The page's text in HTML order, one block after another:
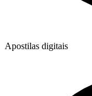
Apostilas digitais